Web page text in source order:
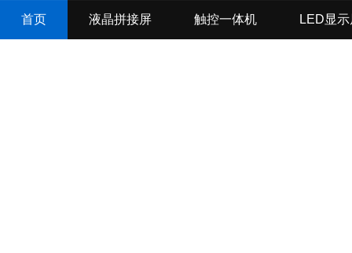
首页 液晶拼接屏 触控一体机 LED显